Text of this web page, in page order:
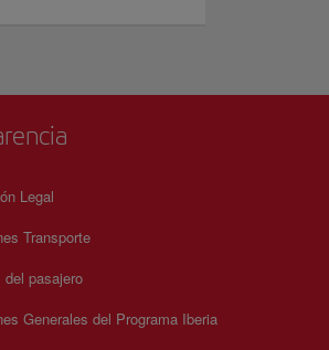
Legal
Transporte
del pasajero
Generales del Programa Iberia